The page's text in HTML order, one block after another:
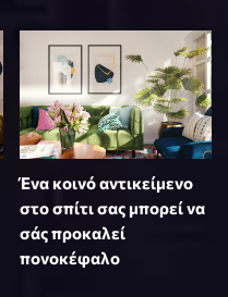
Ένα κοινό αντικείμενο
στο σπίτι σας μπορεί να
σάς προκαλεί
πονοκέφαλο